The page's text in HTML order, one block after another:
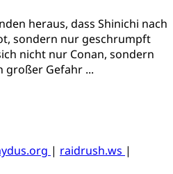
heraus, dass Shinichi nach
sondern nur geschrumpft
nicht nur Conan, sondern
großer Gefahr ...
| raidrush.ws |